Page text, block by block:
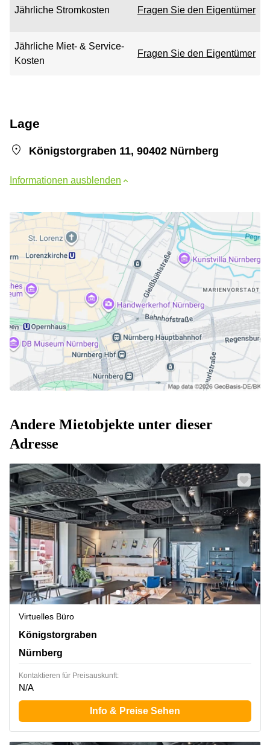
Jährliche Stromkosten Fragen Sie den Eigentümer
Jährliche Miet- & Service-
Kosten
Fragen Sie den Eigentümer
Lage
Königstorgraben 11, 90402 Nürnberg
Informationen ausblenden
Andere Mietobjekte unter dieser
Adresse
Virtuelles Büro
Königstorgraben 11, Nürnberg
Königstorgraben
Nürnberg
Kontaktieren für Preisauskunft:
N/A
Info & Preise Sehen